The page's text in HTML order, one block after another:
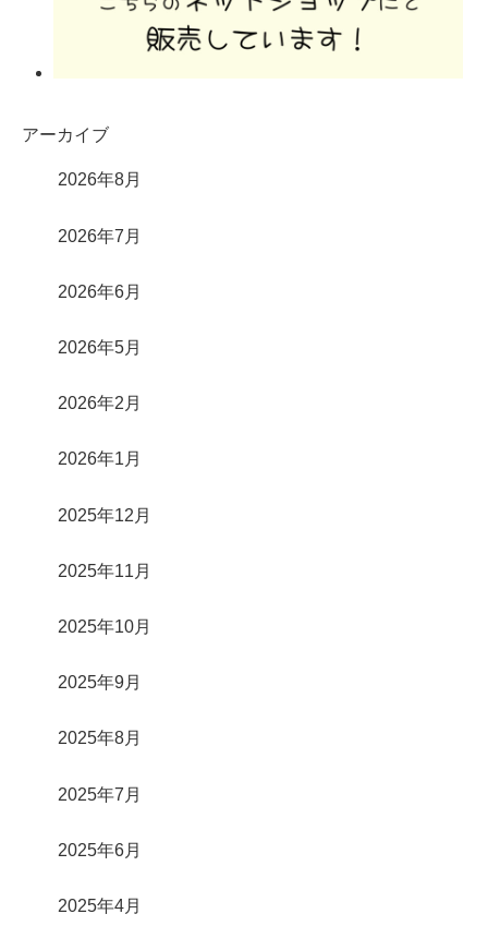
アーカイブ
2026年8月
2026年7月
2026年6月
2026年5月
2026年2月
2026年1月
2025年12月
2025年11月
2025年10月
2025年9月
2025年8月
2025年7月
2025年6月
2025年4月